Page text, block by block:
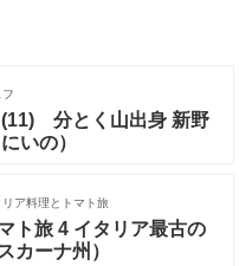
フ
(11) 分とく山出身 新野
いの）
リア料理とトマト旅
ト旅 4 イタリア最古の
カーナ州）